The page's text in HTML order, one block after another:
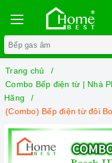
Trang chủ
Combo Bếp điện từ | Nhà
Hãng
(Combo) Bếp điện từ đôi